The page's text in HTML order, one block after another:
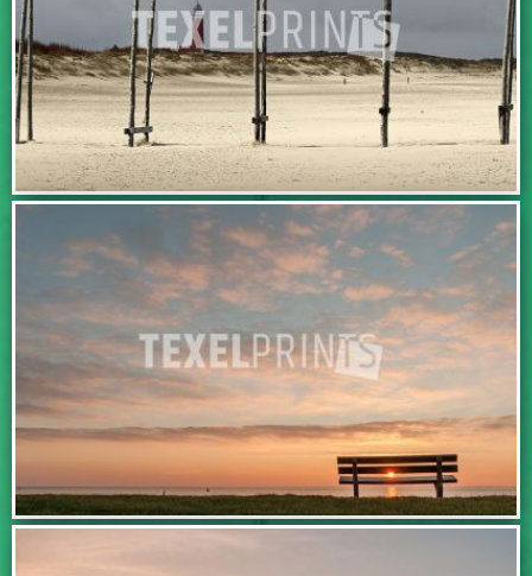
IN WINKELWAGEN
IN WINKELWAGEN